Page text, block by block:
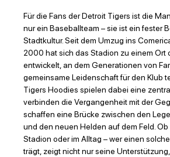
Für die Fans der Detroit Tigers ist die
nur ein Baseballteam – sie ist ein fester
Stadtkultur. Seit dem Umzug ins
2000 hat sich das Stadion zu einem Ort
entwickelt, an dem Generationen von
gemeinsame Leidenschaft für den Klub
Tigers Hoodies spielen dabei eine
verbinden die Vergangenheit mit der
schaffen eine Brücke zwischen den
und den neuen Helden auf dem Feld.
Stadion oder im Alltag – wer einen
trägt, zeigt nicht nur seine